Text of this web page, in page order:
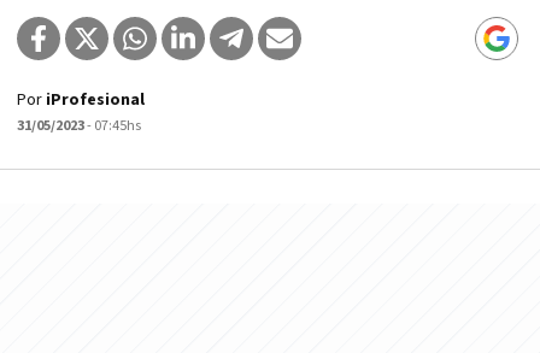
Por iProfesional
31/05/2023- 07:45hs